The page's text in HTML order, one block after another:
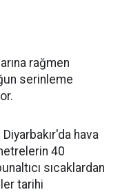
rağmen
serinleme
hava
40
sıcaklardan
tarihi